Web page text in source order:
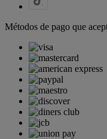
Métodos de pago que